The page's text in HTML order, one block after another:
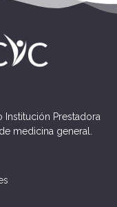
Prestadora
medicina general.